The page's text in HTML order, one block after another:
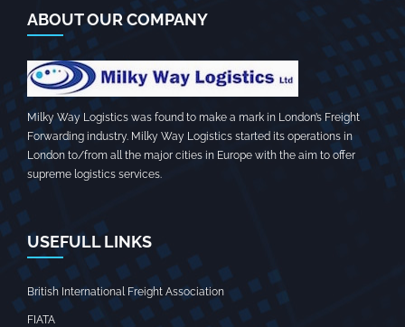
ABOUT OUR COMPANY
Milky Way Logistics was found to make a mark in London’s Freight
Forwarding industry. Milky Way Logistics started its operations in
London to/from all the major cities in Europe with the aim to offer
supreme logistics services.
USEFULL LINKS
British International Freight Association
FIATA